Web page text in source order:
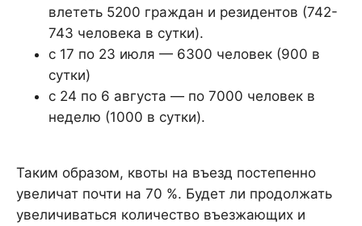
влететь 5200 граждан и резидентов (742-
743 человека в сутки).
с 17 по 23 июля — 6300 человек (900 в
сутки)
с 24 по 6 августа — по 7000 человек в
неделю (1000 в сутки).
Таким образом, квоты на въезд постепенно
увеличат почти на 70 %. Будет ли продолжать
увеличиваться количество въезжающих и